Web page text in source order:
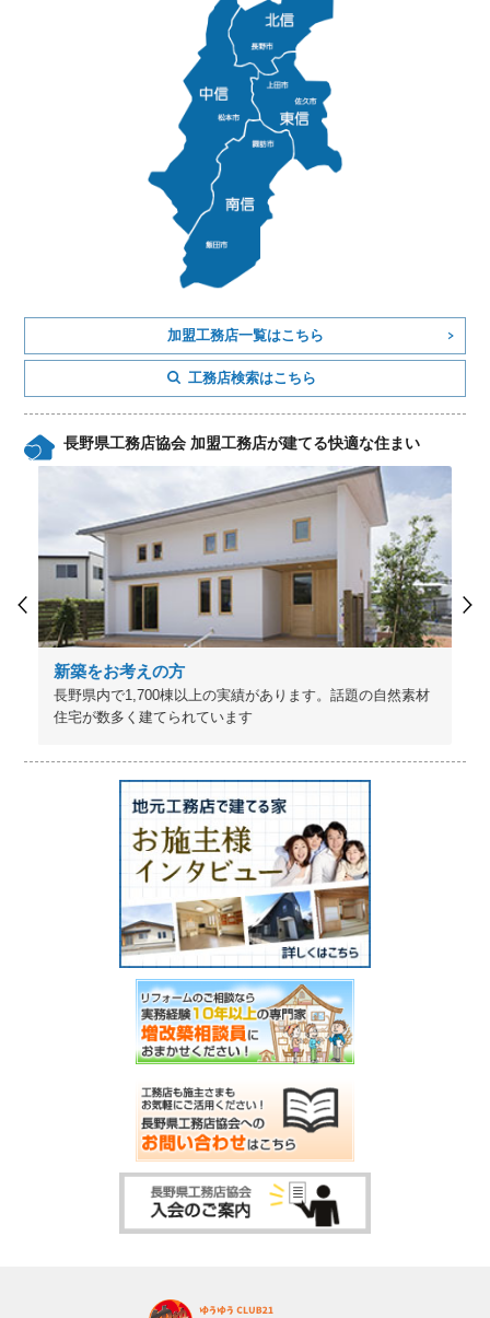
加盟工務店一覧はこちら
工務店検索はこちら
長野県工務店協会 加盟工務店が建てる快適な住まい
新築をお考えの方
長野県内で1,700棟以上の実績があります。話題の自然素材
住宅が数多く建てられています